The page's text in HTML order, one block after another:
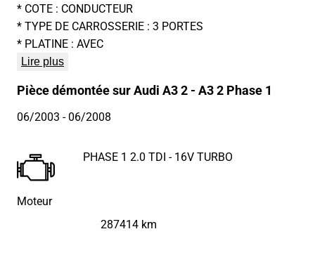
* COTE : CONDUCTEUR
* TYPE DE CARROSSERIE : 3 PORTES
* PLATINE : AVEC
Lire plus
Pièce démontée sur Audi A3 2 - A3 2 Phase 1
06/2003 - 06/2008
Moteur
PHASE 1 2.0 TDI - 16V TURBO
287414 km